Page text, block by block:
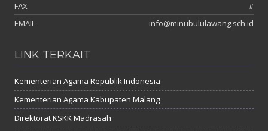
FAX
#
EMAIL
info@minubululawang.sch.id
LINK TERKAIT
Kementerian Agama Republik Indonesia
Kementerian Agama Kabupaten Malang
Direktorat KSKK Madrasah